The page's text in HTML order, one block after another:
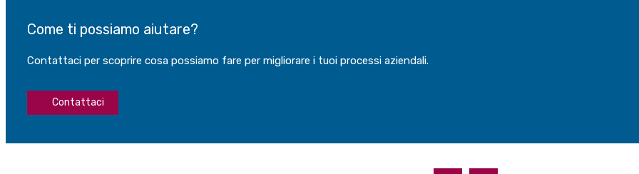
Come ti possiamo aiutare?
Contattaci per scoprire cosa possiamo fare per migliorare i tuoi processi aziendali.
Contattaci